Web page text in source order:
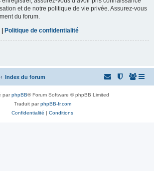
et de notre politique de vie privée. Assurez-vous
du forum.
| Politique de confidentialité
Index du forum
parphpBB® Forum Software © phpBB Limited
Traduit parphpBB-fr.com
Confidentialité | Conditions